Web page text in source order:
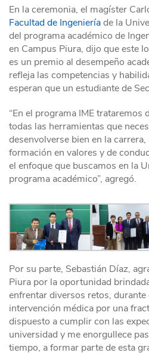
En la ceremonia, el magíster
Facultad de Ingenieríade la
del programa académico de
en Campus Piura, dijo que este
es un premio al desempeño
refleja las competencias y
esperan que un estudiante de
“En el programa IME trataremos
todas las herramientas que
desenvolverse bien en la
formación en valores y de
el enfoque que buscamos en la
programa académico”, agregó.
Por su parte, Sebastián Díaz,
Piura por la oportunidad
enfrentar diversos retos,
intervención médica por una
dispuesto a cumplir con las
universidad y me enorgullece
tiempo, a formar parte de esta